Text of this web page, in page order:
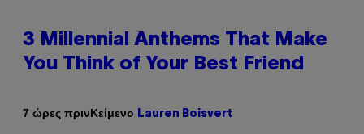
3 Millennial Anthems That Make
You Think of Your Best Friend
7 ώρες πρινΚείμενο Lauren Boisvert